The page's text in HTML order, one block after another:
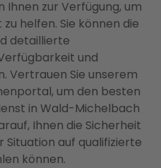
zur Verfügung, um
helfen. Sie können die
detaillierte
und
Vertrauen Sie unserem
um den besten
in Wald-Michelbach
Ihnen die Sicherheit
Situation auf qualifizierte
können.